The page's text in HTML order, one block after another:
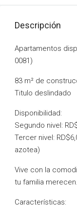
Descripción
Apartamentos
0081)
83 m² de
Titulo deslindado
Disponibilidad:
Segundo nivel:
Tercer nivel:
azotea)
Vive con la
tu familia merecen.
Características: